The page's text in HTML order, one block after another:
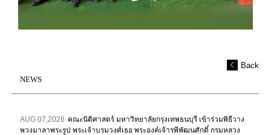
Back
NEWS
AUG 07,2026 คณะนิติศาสตร์ มหาวิทยาลัยกรุงเทพธนบุรี เข้าร่วมพิธีวาง
พวงมาลาพระรูป พระเจ้าบรมวงศ์เธอ พระองค์เจ้ารพีพัฒนศักดิ์ กรมหลวง